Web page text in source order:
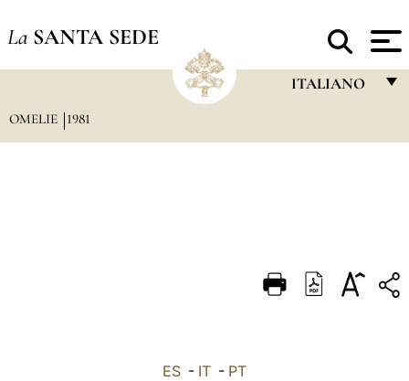
La SANTA SEDE
ITALIANO
DEUTSCH
OMELIE 1981
ES - IT - PT